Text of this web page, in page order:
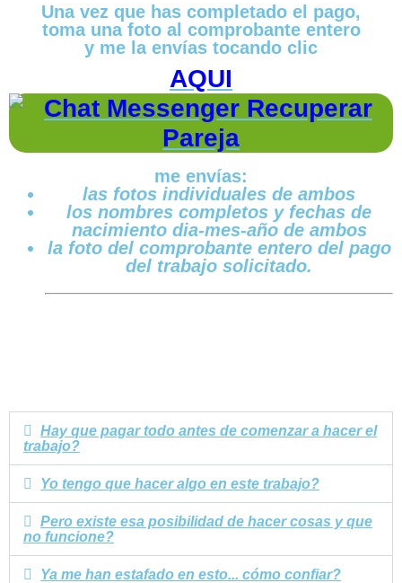
Una vez que has completado el pago,
toma una foto al comprobante entero
y me la envías tocando clic
AQUI
me envías:
las fotos individuales de ambos
los nombres completos y fechas de
nacimiento dia-mes-año de ambos
la foto del comprobante entero del pago
del trabajo solicitado.
Hay que pagar todo antes de comenzar a hacer el
trabajo?
Yo tengo que hacer algo en este trabajo?
Pero existe esa posibilidad de hacer cosas y que
no funcione?
Ya me han estafado en esto... cómo confiar?